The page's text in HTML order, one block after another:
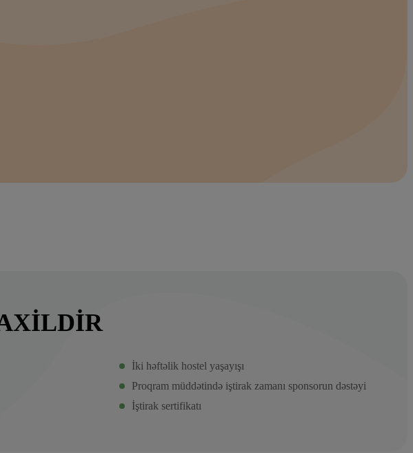
İki həftəlik hostel yaşayışı
Proqram müddətində iştirak zamanı sponsorun dəstəyi
İştirak sertifikatı